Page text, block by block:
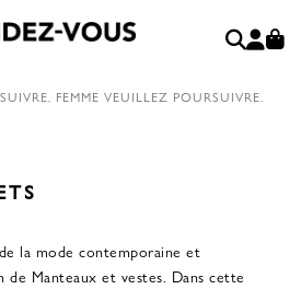
FEMME VEUILLEZ POURSUIVRE.
la mode contemporaine et
Manteaux et vestes. Dans cette